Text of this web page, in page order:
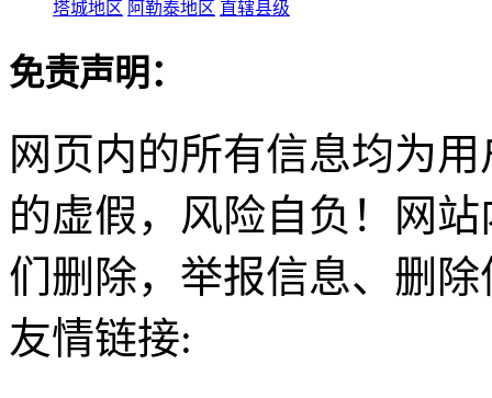
塔城地区 阿勒泰地区 直辖县级
免责声明：
网页内的所有信息均为
的虚假，风险自负！网
们删除，举报信息、删
友情链接: